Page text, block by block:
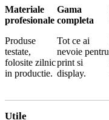
Materiale
profesionale
Produse
testate,
folosite zilnic
in productie.
Gama
completa
Tot ce ai
nevoie pentru
print si
display.
Utile